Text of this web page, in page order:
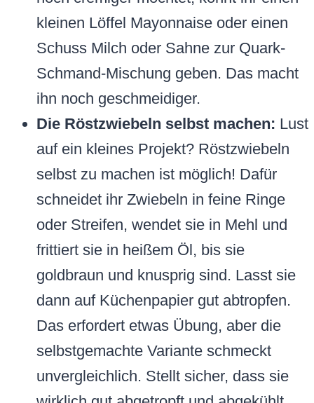
kleinen Löffel Mayonnaise oder einen
Schuss Milch oder Sahne zur Quark-
Schmand-Mischung geben. Das macht
ihn noch geschmeidiger.
Die Röstzwiebeln selbst machen: Lust
auf ein kleines Projekt? Röstzwiebeln
selbst zu machen ist möglich! Dafür
schneidet ihr Zwiebeln in feine Ringe
oder Streifen, wendet sie in Mehl und
frittiert sie in heißem Öl, bis sie
goldbraun und knusprig sind. Lasst sie
dann auf Küchenpapier gut abtropfen.
Das erfordert etwas Übung, aber die
selbstgemachte Variante schmeckt
unvergleichlich. Stellt sicher, dass sie